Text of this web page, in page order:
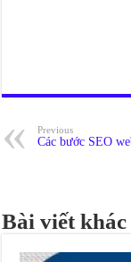
Previous
Các bước SEO
Bài viết khác